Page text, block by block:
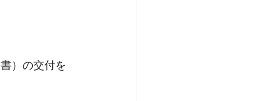
）の交付を